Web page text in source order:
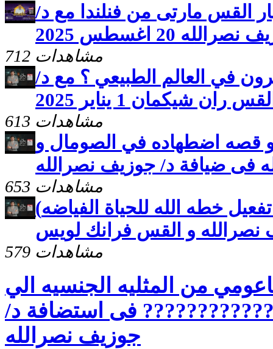
القس مارتى من فنلندا مع د/
20 اغسطس 2025
712 مشاهدات
في العالم الطبيعي ؟ مع د/
شيكمان 1 يناير 2025
613 مشاهدات
و قصه اضطهاده في الصومال و
فى ضيافة د/ جوزيف نصرالله
653 مشاهدات
(مفاتيح التحرر العاطفي و تفعيل خطه الله للحياة الفياضه)
نصرالله و القس فرانك لويس
579 مشاهدات
من المثليه الجنسيه الي
فى استضافة د/
جوزيف نصرالله